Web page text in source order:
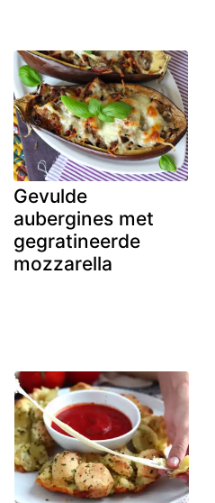
Gevulde
aubergines met
gegratineerde
mozzarella